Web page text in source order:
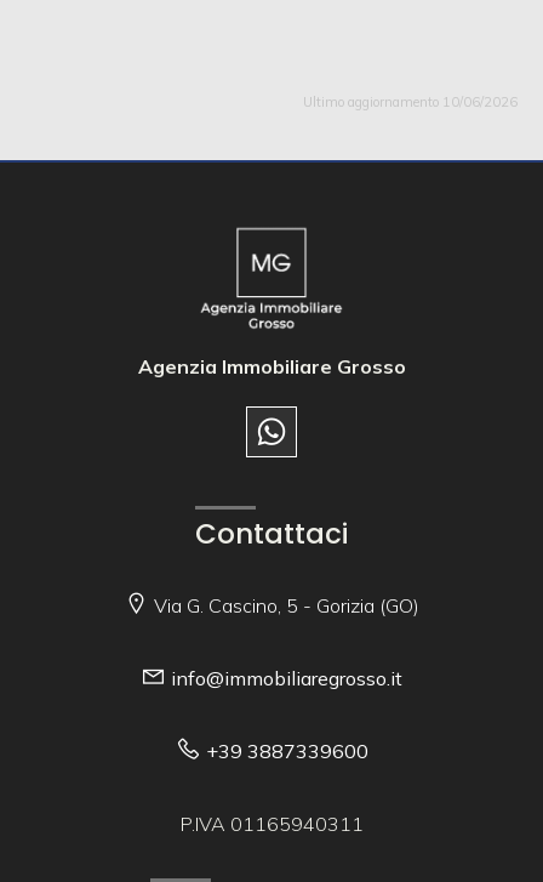
Ultimo aggiornamento 10/06/2026
Agenzia Immobiliare Grosso
Contattaci
Via G. Cascino, 5 - Gorizia (GO)
info@immobiliaregrosso.it
+39 3887339600
P.IVA 01165940311